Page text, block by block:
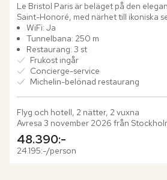
Le Bristol Paris är beläget på den
Saint-Honoré, med närhet till ikoniska
Champs-Élysées, Louvren och
läge...
WiFi: Ja
Tunnelbana: 250 m
Restaurang: 3 st
Frukost ingår
Concierge-service
Michelin-belönad restaurang
Flyg och hotell, 2 nätter, 2 vuxna
Avresa 3 november 2026 från
48.390:-
24.195:-/person